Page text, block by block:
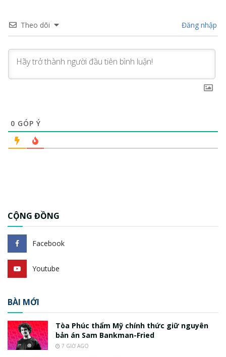
Theo dõi Đăng nhập
0 GÓP Ý
CỘNG ĐỒNG
Facebook
Youtube
BÀI MỚI
Tòa Phúc thẩm Mỹ chính thức giữ nguyên
bản án Sam Bankman-Fried
7 GIỜ AGO